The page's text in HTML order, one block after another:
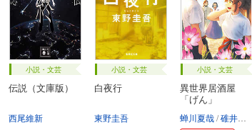
小説・文芸
伝説（文庫版）
西尾維新
小説・文芸
白夜行
東野圭吾
小説・文芸
異世界居酒屋
「げん」
蝉川夏哉 碓井ツカサ